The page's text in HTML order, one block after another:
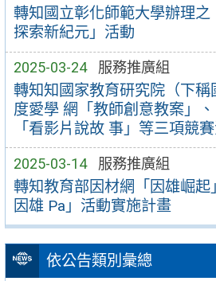
轉知國立彰化師範大學辦理之
探索新紀元」活動
2025-03-24 服務推廣組
轉知知國家教育研究院（下
度愛學 網「教師創意教案」
「看影片說故 事」等三項競
2025-03-14 服務推廣組
轉知教育部因材網「因雄崛
因雄 Pa」活動實施計畫
依公告類別彙總